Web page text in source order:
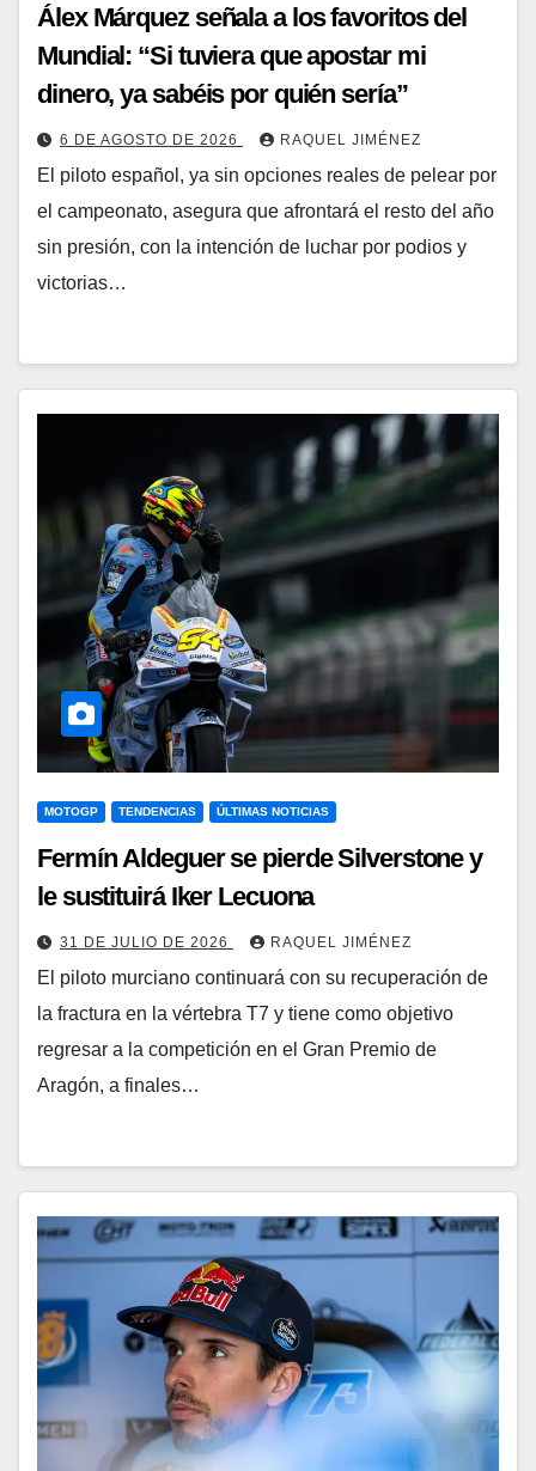
Álex Márquez señala a los favoritos del
Mundial: “Si tuviera que apostar mi
dinero, ya sabéis por quién sería”
6 DE AGOSTO DE 2026 RAQUEL JIMÉNEZ
El piloto español, ya sin opciones reales de pelear por
el campeonato, asegura que afrontará el resto del año
sin presión, con la intención de luchar por podios y
victorias…
MOTOGP TENDENCIAS ÚLTIMAS NOTICIAS
Fermín Aldeguer se pierde Silverstone y
le sustituirá Iker Lecuona
31 DE JULIO DE 2026 RAQUEL JIMÉNEZ
El piloto murciano continuará con su recuperación de
la fractura en la vértebra T7 y tiene como objetivo
regresar a la competición en el Gran Premio de
Aragón, a finales…